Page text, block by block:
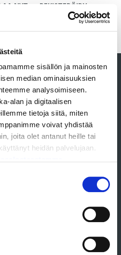
sisällön ja mainosten
median ominaisuuksien
analysoimiseen.
alan ja digitaalisen
tietoja siitä, miten
voivat yhdistää
joita olet antanut heille tai
heidän palvelujaan.
NYT
REKISTERÖIDY
Ästerä Oy
2238370-0
astera.com
44 08888 02
kysymykset